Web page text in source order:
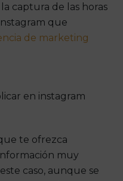
captura de las horas
que
de marketing
te ofrezca
muy
caso, aunque se